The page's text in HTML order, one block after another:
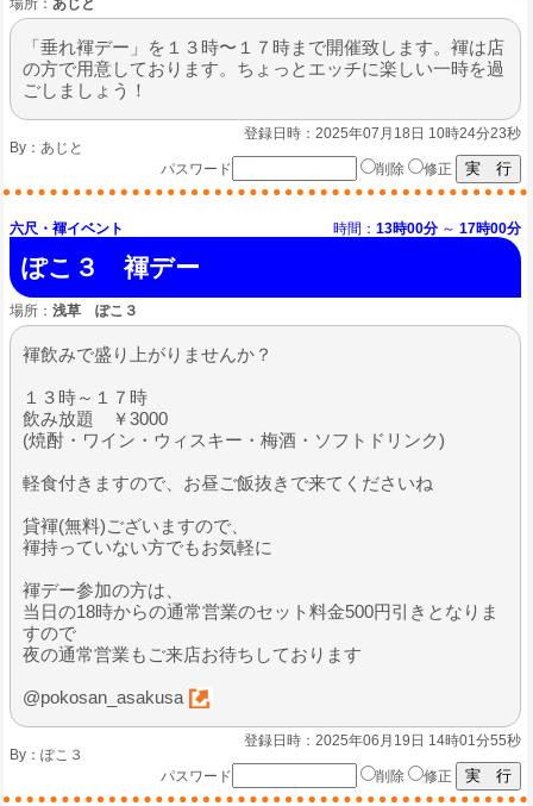
場所： あじと
「垂れ褌デー」を１３時〜１７時まで開催致します。褌は店
の方で用意しております。ちょっとエッチに楽しい一時を過
ごしましょう！
登録日時：2025年07月18日 10時24分23秒
By： あじと
パスワード
削除 修正
六尺・褌イベント 時間： 13時00分 ～ 17時00分
ぽこ３ 褌デー
場所： 浅草 ぽこ３
褌飲みで盛り上がりませんか？
１３時～１７時
飲み放題 ￥3000
(焼酎・ワイン・ウィスキー・梅酒・ソフトドリンク)
軽食付きますので、お昼ご飯抜きで来てくださいね
貸褌(無料)ございますので、
褌持っていない方でもお気軽に
褌デー参加の方は、
当日の18時からの通常営業のセット料金500円引きとなりま
すので
夜の通常営業もご来店お待ちしております
@pokosan_asakusa
登録日時：2025年06月19日 14時01分55秒
By： ぽこ３
パスワード
削除 修正